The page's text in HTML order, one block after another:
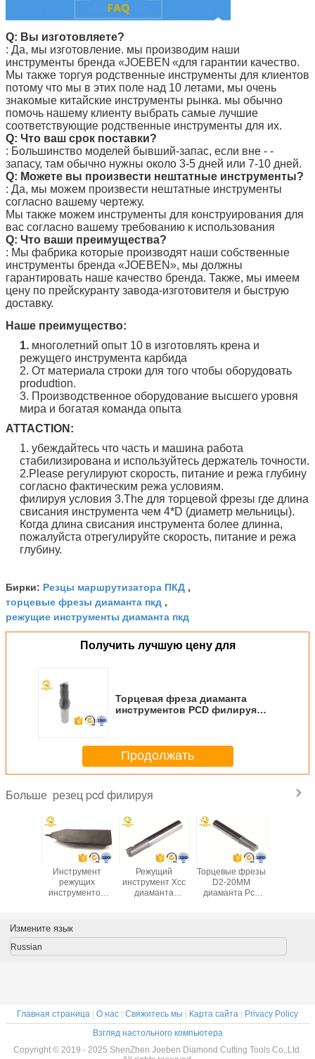
Q: Вы изготовляете?
: Да, мы изготовление. мы производим наши
инструменты бренда «JOEBEN «для гарантии качество.
Мы также торгуя родственные инструменты для клиентов
потому что мы в этих поле над 10 летами, мы очень
знакомые китайские инструменты рынка. мы обычно
помочь нашему клиенту выбрать самые лучшие
соответствующие родственные инструменты для их.
Q: Что ваш срок поставки?
: Большинство моделей бывший-запас, если вне - -
запасу, там обычно нужны около 3-5 дней или 7-10 дней.
Q: Можете вы произвести нештатные инструменты?
: Да, мы можем произвести нештатные инструменты
согласно вашему чертежу.
Мы также можем инструменты для конструирования для
вас согласно вашему требованию к использования
Q: Что ваши преимущества?
: Мы фабрика которые производят наши собственные
инструменты бренда «JOEBEN», мы должны
гарантировать наше качество бренда. Также, мы имеем
цену по прейскуранту завода-изготовителя и быструю
доставку.
Наше преимущество:
1. многолетний опыт 10 в изготовлять крена и
режущего инструмента карбида
2. От материала строки для того чтобы оборудовать
produdtion.
3. Производственное оборудование высшего уровня
мира и богатая команда опыта
ATTACTION:
1. убеждайтесь что часть и машина работа
стабилизирована и используйтесь держатель точности.
2.Please регулируют скорость, питание и режа глубину
согласно фактическим режа условиям.
филируя условия 3.The для торцевой фрезы где длина
свисания инструмента чем 4*D (диаметр мельницы).
Когда длина свисания инструмента более длинна,
пожалуйста отрегулируйте скорость, питание и режа
глубину.
Бирки: Резцы маршрутизатора ПКД ,
торцевые фрезы диаманта пкд ,
режущие инструменты диаманта пкд
Получить лучшую цену для
Торцевая фреза диаманта
инструментов PCD филируя
Продолжать
Больше резец pcd филируя
Инструмент
режущих
инструментов
Индексабле
Режущий
инструмент Хсс
диаманта
Торцевые фрезы
D2-20MM
диаманта Pcd
Измените язык
Russian
Главная страница | О нас | Свяжитесь мы | Карта сайта | Privacy Policy
Взгляд настольного компьютера
Copyright © 2019 - 2025 ShenZhen Joeben Diamond Cutting Tools Co,.Ltd.